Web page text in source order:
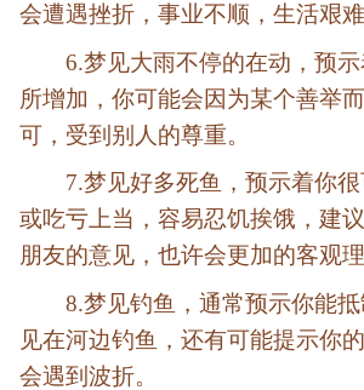
会遭遇挫折，事业不顺，生活艰难
6.梦见大雨不停的在动，预
所增加，你可能会因为某个善举
可，受到别人的尊重。
7.梦见好多死鱼，预示着你
或吃亏上当，容易忍饥挨饿，建
朋友的意见，也许会更加的客观理
8.梦见钓鱼，通常预示你能
见在河边钓鱼，还有可能提示你
会遇到波折。